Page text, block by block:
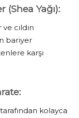
Yağı):
ve cildin
bariyer
karşı
kolayca